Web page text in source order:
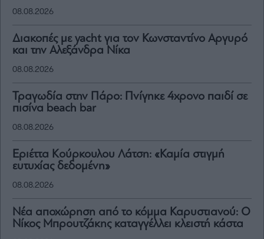
08.08.2026
Διακοπές με yacht για τον Κωνσταντίνο Αργυρό
και την Αλεξάνδρα Νίκα
08.08.2026
Τραγωδία στην Πάρο: Πνίγηκε 4χρονο παιδί σε
πισίνα beach bar
08.08.2026
Εριέττα Κούρκουλου Λάτση: «Καμία στιγμή
ευτυχίας δεδομένη»
08.08.2026
Νέα αποχώρηση από το κόμμα Καρυστιανού: Ο
Νίκος Μπρουτζάκης καταγγέλλει κλειστή κάστα